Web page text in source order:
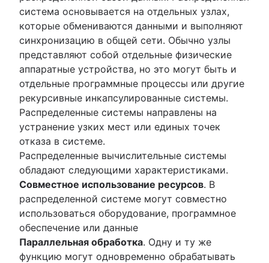
система основывается на отдельных узлах,
которые обмениваются данными и выполняют
синхронизацию в общей сети. Обычно узлы
представляют собой отдельные физические
аппаратные устройства, но это могут быть и
отдельные программные процессы или другие
рекурсивные инкапсулированные системы.
Распределенные системы направлены на
устранение узких мест или единых точек
отказа в системе.
Распределенные вычислительные системы
обладают следующими характеристиками.
Совместное использование ресурсов. В
распределенной системе могут совместно
использоваться оборудование, программное
обеспечение или данные
Параллельная обработка. Одну и ту же
функцию могут одновременно обрабатывать